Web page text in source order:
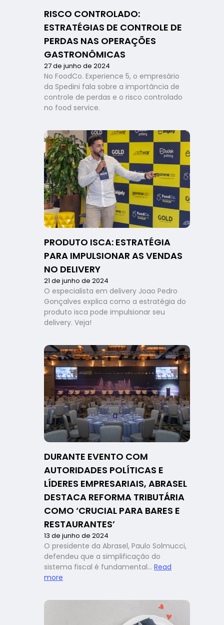
RISCO CONTROLADO:
ESTRATÉGIAS DE CONTROLE DE
PERDAS NAS OPERAÇÕES
GASTRONÔMICAS
27 de junho de 2024
No FoodCo. Experience 5, o empresário
da Spedini fala sobre a importância de
controle de perdas e o risco controlado
no food service.
PRODUTO ISCA: ESTRATÉGIA
PARA IMPULSIONAR AS VENDAS
NO DELIVERY
21 de junho de 2024
O especialista em delivery Joao Pedro
Gonçalves explica como a estratégia do
produto isca pode impulsionar seu
delivery. Veja!
DURANTE EVENTO COM
AUTORIDADES POLÍTICAS E
LÍDERES EMPRESARIAIS, ABRASEL
DESTACA REFORMA TRIBUTÁRIA
COMO ‘CRUCIAL PARA BARES E
RESTAURANTES’
13 de junho de 2024
O presidente da Abrasel, Paulo Solmucci,
defendeu que a simplificação do
sistema fiscal é fundamental… Read
more
evento